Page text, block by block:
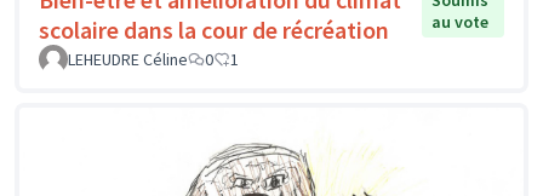
scolaire dans la cour de récréation
au vote
LEHEUDRE Céline
0 1